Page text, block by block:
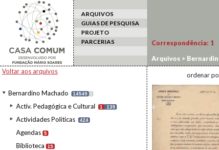
ARQUIVOS
GUIAS DE PESQUISA
PROJETO
PARCERIAS
Voltar aos arquivos
Bernardino Machado 14549 I
Activ. Pedagógica e Cultural 1 139
Actividades Políticas 424
Agendas 5
Biblioteca 15
Correspondência: 1
Arquivos >
ordenar